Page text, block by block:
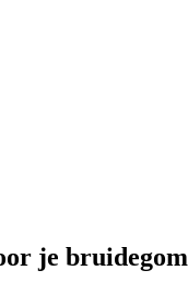
je bruidegom